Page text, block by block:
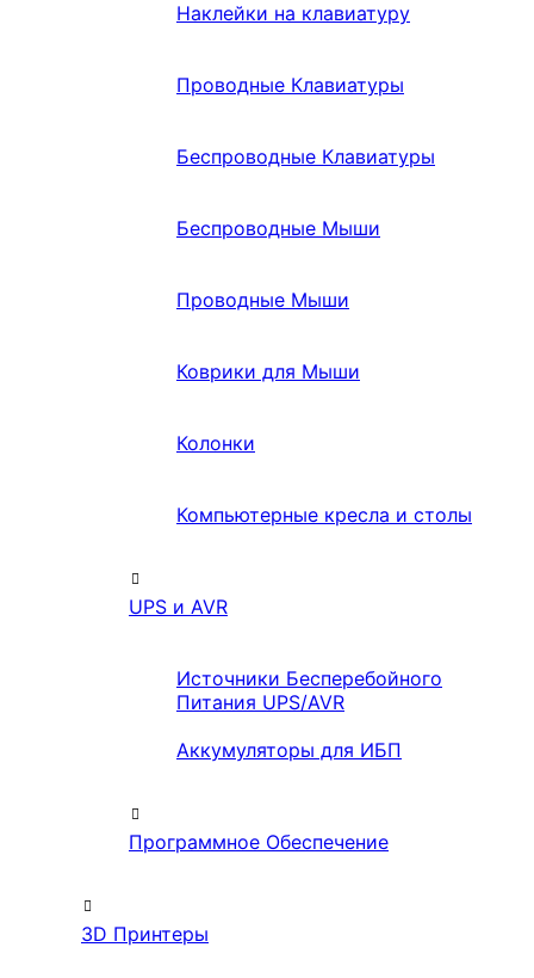
Наклейки на клавиатуру
Проводные Клавиатуры
Беспроводные Клавиатуры
Беспроводные Мыши
Проводные Мыши
Коврики для Мыши
Колонки
Компьютерные кресла и столы
UPS и AVR
Источники Бесперебойного
Питания UPS/AVR
Аккумуляторы для ИБП
Программное Обеспечение
3D Принтеры